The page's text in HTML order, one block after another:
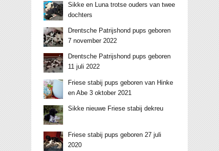
Sikke en Luna trotse ouders van twee
dochters
Drentsche Patrijshond pups geboren
7 november 2022
Drentsche Patrijshond pups geboren
11 juli 2022
Friese stabij pups geboren van Hinke
en Abe 3 oktober 2021
Sikke nieuwe Friese stabij dekreu
Friese stabij pups geboren 27 juli
2020